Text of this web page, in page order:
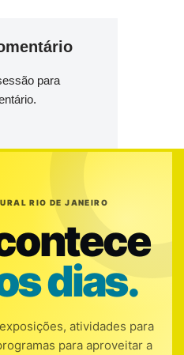
para
RIO DE JANEIRO
dias.
atividades para
para aproveitar a